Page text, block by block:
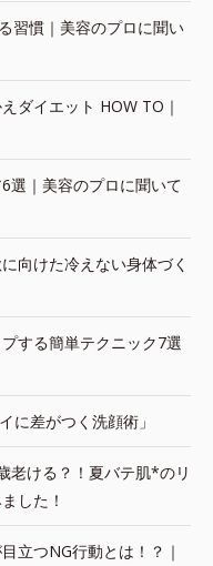
習慣｜美容のプロに聞い
ダイエット HOW TO｜
選｜美容のプロに聞いて
向けた冷えない身体づく
する簡単テクニック7選
に差がつく洗顔術」
老ける？！夏バテ肌*のリ
した！
立つNG行動とは！？｜